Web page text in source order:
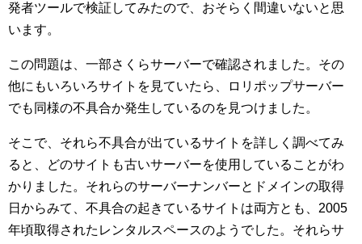
発者ツールで検証してみたので、おそらく間違いないと思
います。
この問題は、一部さくらサーバーで確認されました。その
他にもいろいろサイトを見ていたら、ロリポップサーバー
でも同様の不具合か発生しているのを見つけました。
そこで、それら不具合が出ているサイトを詳しく調べてみ
ると、どのサイトも古いサーバーを使用していることがわ
かりました。それらのサーバーナンバーとドメインの取得
日からみて、不具合の起きているサイトは両方とも、2005
年頃取得されたレンタルスペースのようでした。それらサ